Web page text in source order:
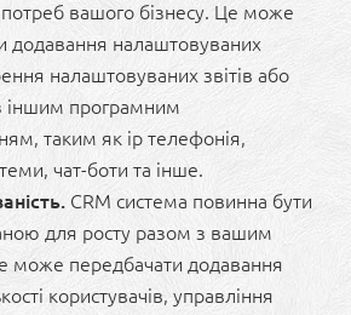
вашого бізнесу. Це може
додавання налаштовуваних
налаштовуваних звітів або
іншим програмним
таким як ip телефонія,
чат-боти та інше.
CRM система повинна бути
для росту разом з вашим
може передбачати додавання
користувачів, управління